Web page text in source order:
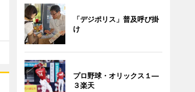
「デジポリス」普及呼び掛
け
プロ野球・オリックス１―
３楽天